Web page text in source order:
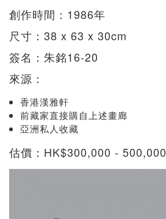
創作時間：1986年
尺寸：38 x 63 x 30cm
簽名：朱銘16-20
來源：
香港漢雅軒
前藏家直接購自上述畫廊
亞洲私人收藏
估價：HK$300,000 - 500,000